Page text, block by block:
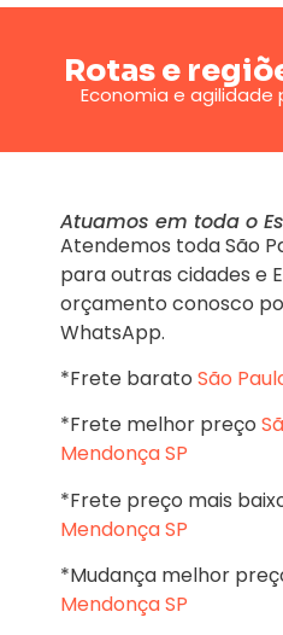
Rotas e
Economia e
Atuamos em toda o
Atendemos toda São
para outras cidades e
orçamento conosco
WhatsApp.
*Frete barato São
*Frete melhor preço
Mendonça SP
*Frete preço mais
Mendonça SP
*Mudança melhor
Mendonça SP